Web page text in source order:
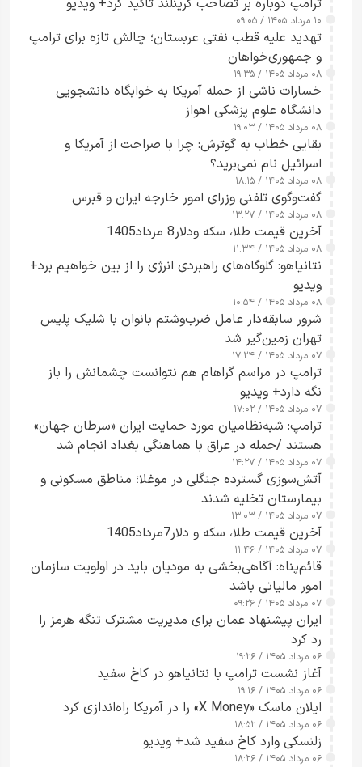
۱۰ مرداد ۱۴۰۵ / ۰۹:۰۵
تهدید علیه قطب نفتی عربستان؛ چالش تازه برای ترامپ
و جمهوری‌خواهان
۰۸ مرداد ۱۴۰۵ / ۱۹:۳۵
خسارات ناشی از حمله آمریکا به خوابگاه دانشجویی
دانشگاه علوم پزشکی اهواز
۰۸ مرداد ۱۴۰۵ / ۱۹:۰۳
بقایی خطاب به گوترش: چرا با صراحت از آمریکا و
اسرائیل نام نمی‌برید؟
۰۸ مرداد ۱۴۰۵ / ۱۸:۱۵
گفت‌وگوی تلفنی وزرای امور خارجه ایران و قبرس
۰۸ مرداد ۱۴۰۵ / ۱۳:۲۷
آخرین قیمت طلا، سکه ودلار8 مرداد1405
۰۸ مرداد ۱۴۰۵ / ۱۱:۳۴
نتانیاهو: گلوگاه‌های راهبردی انرژی را از بین خواهیم برد+
ویدیو
۰۸ مرداد ۱۴۰۵ / ۱۰:۵۴
شرور سابقه‌دار عامل ضرب‌وشتم بانوان با شلیک پلیس
تهران زمین‌گیر شد
۰۷ مرداد ۱۴۰۵ / ۱۷:۲۴
ترامپ در مراسم گراهام هم نتوانست چشمانش را باز
نگه دارد+ ویدیو
۰۷ مرداد ۱۴۰۵ / ۱۷:۰۲
ترامپ: شبه‌نظامیان مورد حمایت ایران «سرطان جهان»
هستند /حمله در عراق با هماهنگی بغداد انجام شد
۰۷ مرداد ۱۴۰۵ / ۱۴:۲۷
آتش‌سوزی گسترده جنگلی در موغلا؛ مناطق مسکونی و
بیمارستان تخلیه شدند
۰۷ مرداد ۱۴۰۵ / ۱۳:۰۳
آخرین قیمت طلا، سکه و دلار7مرداد1405
۰۷ مرداد ۱۴۰۵ / ۱۱:۴۶
قائم‌پناه: آگاهی‌بخشی به مودیان باید در اولویت سازمان
امور مالیاتی باشد
۰۷ مرداد ۱۴۰۵ / ۰۹:۲۶
ایران پیشنهاد عمان برای مدیریت مشترک تنگه هرمز را
رد کرد
۰۶ مرداد ۱۴۰۵ / ۱۹:۲۶
آغاز نشست ترامپ با نتانیاهو در کاخ سفید
۰۶ مرداد ۱۴۰۵ / ۱۹:۱۶
ایلان ماسک «X Money» را در آمریکا راه‌اندازی کرد
۰۶ مرداد ۱۴۰۵ / ۱۸:۵۲
زلنسکی وارد کاخ سفید شد+ ویدیو
۰۶ مرداد ۱۴۰۵ / ۱۸:۲۶